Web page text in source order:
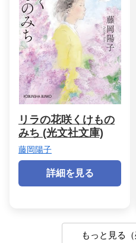
リラの花咲くけもの
みち (光文社文庫)
藤岡陽子
詳細を見る
もっと見る（